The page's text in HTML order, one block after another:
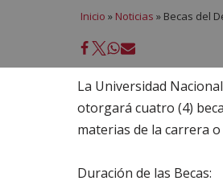
Inicio » Noticias » Becas del
La Universidad
otorgará cuatro (4)
materias de la carrera
Duración de las Becas: